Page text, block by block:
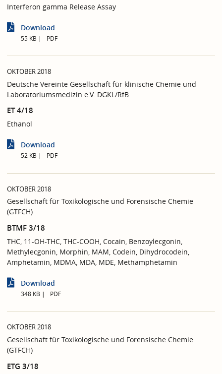
Interferon gamma Release Assay
Download
55 KB PDF
OKTOBER 2018
Deutsche Vereinte Gesellschaft für klinische Chemie und
Laboratoriumsmedizin e.V. DGKL/RfB
ET 4/18
Ethanol
Download
52 KB PDF
OKTOBER 2018
Gesellschaft für Toxikologische und Forensische Chemie
(GTFCH)
BTMF 3/18
THC, 11-OH-THC, THC-COOH, Cocain, Benzoylecgonin,
Methylecgonin, Morphin, MAM, Codein, Dihydrocodein,
Amphetamin, MDMA, MDA, MDE, Methamphetamin
Download
348 KB PDF
OKTOBER 2018
Gesellschaft für Toxikologische und Forensische Chemie
(GTFCH)
ETG 3/18